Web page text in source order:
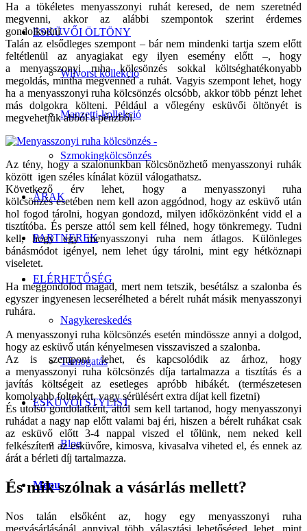
ESKÜVŐI ÖLTÖNY
Wilvorst kollekció
Manzetti-kollekció
Szmokingkölcsönzés
ÁRAK
PARTNEREK
ELÉRHETŐSÉG
Nagykereskedés
Támogatás
ESKÜVŐI STYLIST
Blog
Menu
Ha a tökéletes menyasszonyi ruhát keresed, de nem szeretnéd
megvenni, akkor az alábbi szempontok szerint érdemes
gondolkodni.
Talán az elsődleges szempont – bár nem mindenki tartja szem előtt
feltétlenül az anyagiakat egy ilyen esemény előtt –, hogy
a menyasszonyi ruha kölcsönzés sokkal költséghatékonyabb
megoldás, mintha megvennéd a ruhát. Vagyis szempont lehet, hogy
ha a menyasszonyi ruha kölcsönzés olcsóbb, akkor több pénzt lehet
más dolgokra költeni. Például a vőlegény esküvői öltönyét is
megvehetjük abból a pénzből.
Az tény, hogy a szalonunkban kölcsönözhető menyasszonyi ruhák
között igen széles kínálat közül válogathatsz.
Következő érv lehet, hogy a menyasszonyi ruha
kölcsönzés esetében nem kell azon aggódnod, hogy az esküvő után
hol fogod tárolni, hogyan gondozd, milyen időközönként vidd el a
tisztítóba. És persze attól sem kell félned, hogy tönkremegy. Tudni
kell, hogy egy menyasszonyi ruha nem átlagos. Különleges
bánásmódot igényel, nem lehet úgy tárolni, mint egy hétköznapi
viseletet.
Ha meggondolod magad, mert nem tetszik, besétálsz a szalonba és
egyszer ingyenesen lecserélheted a bérelt ruhát másik menyasszonyi
ruhára.
A menyasszonyi ruha kölcsönzés esetén mindössze annyi a dolgod,
hogy az esküvő után kényelmesen visszaviszed a szalonba.
Az is szempont lehet, és kapcsolódik az árhoz, hogy
a menyasszonyi ruha kölcsönzés díja tartalmazza a tisztítás és a
javítás költségeit az esetleges apróbb hibákét. (természetesen
komolyabb foltokért, vagy sérülésért extra díjat kell fizetni)
És utolsó gondolatként, attól sem kell tartanod, hogy menyasszonyi
ruhádat a nagy nap előtt valami baj éri, hiszen a bérelt ruhákat csak
az esküvő előtt 3-4 nappal viszed el tőlünk, nem neked kell
felkészíteni az esküvőre, kimosva, kivasalva viheted el, és ennek az
árát a bérleti díj tartalmazza.
És mik szólnak a vásárlás mellett?
Nos talán elsőként az, hogy egy menyasszonyi ruha